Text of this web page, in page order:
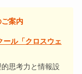
案内
ール「クロスウェ
思考力と情報設